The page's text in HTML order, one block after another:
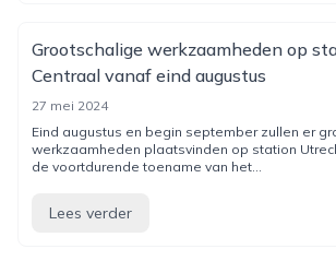
Grootschalige werkzaamheden op
Centraal vanaf eind augustus
27 mei 2024
Eind augustus en begin september zullen er
werkzaamheden plaatsvinden op station
de voortdurende toename van het...
Lees verder